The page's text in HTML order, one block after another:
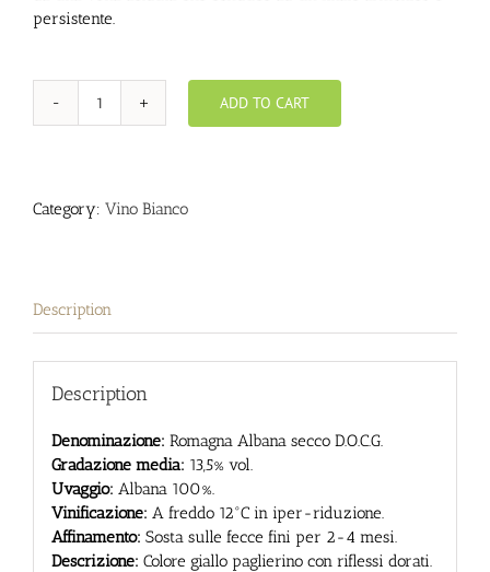
persistente.
Nora
ADD TO CART
Category: Vino Bianco
Description
Description
Denominazione: Romagna Albana secco D.O.C.G.
Gradazione media: 13,5% vol.
Uvaggio: Albana 100%.
Vinificazione: A freddo 12°C in iper-riduzione.
Affinamento: Sosta sulle fecce fini per 2-4 mesi.
Descrizione: Colore giallo paglierino con riflessi dorati.